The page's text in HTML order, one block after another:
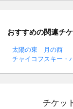
おすすめの関連チ
太陽の東 月の西
チャイコフスキー・
チケッ